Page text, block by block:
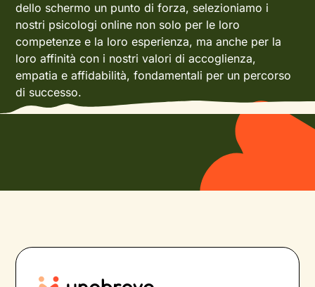
dello schermo un punto di forza, selezioniamo i
nostri psicologi online non solo per le loro
competenze e la loro esperienza, ma anche per la
loro affinità con i nostri valori di accoglienza,
empatia e affidabilità, fondamentali per un percorso
di successo.